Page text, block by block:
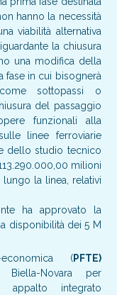
hanno la necessità
viabilità alternativa
la chiusura
una modifica della
fase in cui bisognerà
sottopassi o
del passaggio
funzionali alla
linee ferroviarie
dello studio tecnico
milioni
la linea, relativi
ha approvato la
disponibilità dei 5 M
(PFTE)
Novara per
appalto integrato